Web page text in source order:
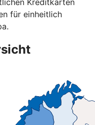
für einheitlich